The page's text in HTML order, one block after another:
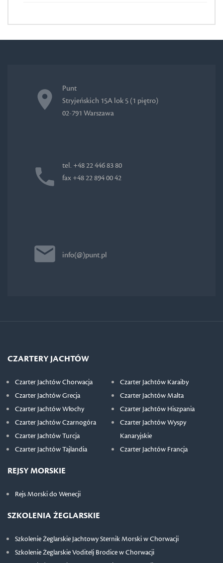
Punt
Stryjeńskich 15A lok 5 (1 piętro)
02-791 Warszawa
tel. +48 22 446 83 80
fax +48 22 894 00 42
info(@)punt.pl
CZARTERY JACHTÓW
Czarter Jachtów Chorwacja
Czarter Jachtów Grecja
Czarter Jachtów Włochy
Czarter Jachtów Czarnogóra
Czarter Jachtów Turcja
Czarter Jachtów Tajlandia
Czarter Jachtów Karaiby
Czarter Jachtów Malta
Czarter Jachtów Hiszpania
Czarter Jachtów Wyspy
Kanaryjskie
Czarter Jachtów Francja
REJSY MORSKIE
Rejs Morski do Wenecji
SZKOLENIA ŻEGLARSKIE
Szkolenie Żeglarskie Jachtowy Sternik Morski w Chorwacji
Szkolenie Żeglarskie Voditelj Brodice w Chorwacji